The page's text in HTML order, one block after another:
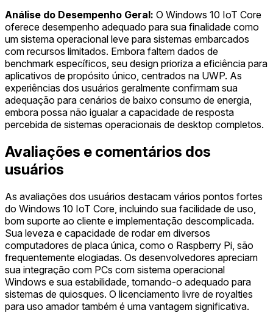
Análise do Desempenho Geral: O Windows 10 IoT Core
oferece desempenho adequado para sua finalidade como
um sistema operacional leve para sistemas embarcados
com recursos limitados. Embora faltem dados de
benchmark específicos, seu design prioriza a eficiência para
aplicativos de propósito único, centrados na UWP. As
experiências dos usuários geralmente confirmam sua
adequação para cenários de baixo consumo de energia,
embora possa não igualar a capacidade de resposta
percebida de sistemas operacionais de desktop completos.
Avaliações e comentários dos
usuários
As avaliações dos usuários destacam vários pontos fortes
do Windows 10 IoT Core, incluindo sua facilidade de uso,
bom suporte ao cliente e implementação descomplicada.
Sua leveza e capacidade de rodar em diversos
computadores de placa única, como o Raspberry Pi, são
frequentemente elogiadas. Os desenvolvedores apreciam
sua integração com PCs com sistema operacional
Windows e sua estabilidade, tornando-o adequado para
sistemas de quiosques. O licenciamento livre de royalties
para uso amador também é uma vantagem significativa.